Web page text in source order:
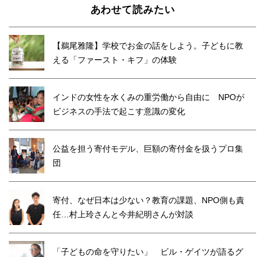
あわせて読みたい
【鵜尾雅隆】学校でお金の話をしよう。子どもに教
える「ファースト・キフ」の体験
インドの女性を水くみの重労働から自由に NPOが
ビジネスの手法で起こす意識の変化
公益を担う寄付モデル、巨額の寄付金を扱うプロ集
団
寄付、なぜ日本は少ない？教育の課題、NPO側も責
任…村上玲さんと今井紀明さんが対談
「子どもの命を守りたい」 ビル・ゲイツが語るグ